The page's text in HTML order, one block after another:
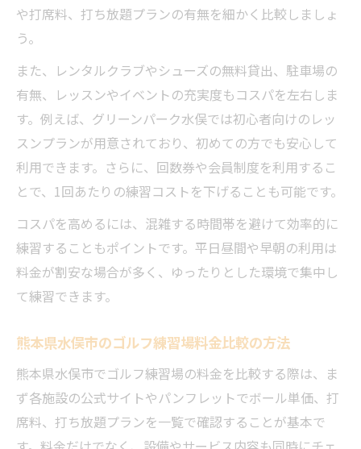
ゴルフ練習場のレッスンプランと料金相場
初心者におすすめのレッスン付練習場の特
徴
コスパ重視で選ぶゴルフ練習場のレッスン
活用法
水俣のゴルフ練習場で受けられるレッスン
サービス
練習場選びで重視したいコーチやサポート
体制
や打席料、打ち放題プランの有無を細かく比較しましょ
う。
また、レンタルクラブやシューズの無料貸出、駐車場の
有無、レッスンやイベントの充実度もコスパを左右しま
す。例えば、グリーンパーク水俣では初心者向けのレッ
スンプランが用意されており、初めての方でも安心して
利用できます。さらに、回数券や会員制度を利用するこ
とで、1回あたりの練習コストを下げることも可能です。
コスパを高めるには、混雑する時間帯を避けて効率的に
練習することもポイントです。平日昼間や早朝の利用は
料金が割安な場合が多く、ゆったりとした環境で集中し
て練習できます。
熊本県水俣市のゴルフ練習場料金比較の方法
熊本県水俣市でゴルフ練習場の料金を比較する際は、ま
ず各施設の公式サイトやパンフレットでボール単価、打
席料、打ち放題プランを一覧で確認することが基本で